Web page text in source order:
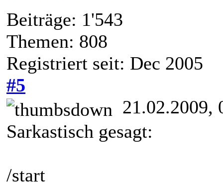
Beiträge: 1'543
Themen: 808
Registriert seit: Dec 2005
#5
21.02.2009,
Sarkastisch gesagt:
/start